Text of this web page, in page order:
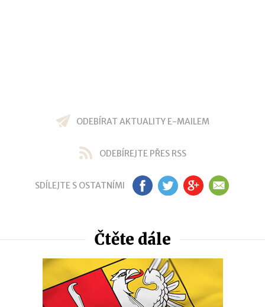
ODEBÍRAT AKTUALITY E-MAILEM
ODEBÍREJTE PŘES RSS
SDÍLEJTE S OSTATNÍMI FB TW GP EM
Čtěte dále